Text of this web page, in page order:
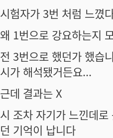
시험자가 3번 처럼 느꼈
왜 1번으로 강요하는지
전 3번으로 했던가 했습
시가 해석됐거든요...
근데 결과는 X
시 조차 자기가 느낀데
던 기억이 납니다